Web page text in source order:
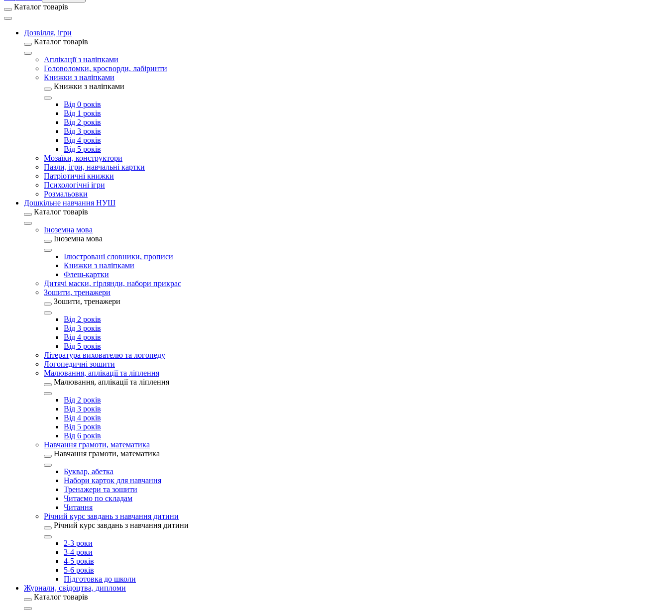
Каталог товарів
Дозвілля, ігри
Каталог товарів
Аплікації з наліпками
Головоломки, кросворди, лабіринти
Книжки з наліпками
Книжки з наліпками
Від 0 років
Від 1 років
Від 2 років
Від 3 років
Від 4 років
Від 5 років
Мозаїки, конструктори
Пазли, ігри, навчальні картки
Патріотичні книжки
Психологічні ігри
Розмальовки
Дошкільне навчання НУШ
Каталог товарів
Іноземна мова
Іноземна мова
Ілюстровані словники, прописи
Книжки з наліпками
Флеш-картки
Дитячі маски, гірлянди, набори прикрас
Зошити, тренажери
Зошити, тренажери
Від 2 років
Від 3 років
Від 4 років
Від 5 років
Література вихователю та логопеду
Логопедичні зошити
Малювання, аплікації та ліплення
Малювання, аплікації та ліплення
Від 2 років
Від 3 років
Від 4 років
Від 5 років
Від 6 років
Навчання грамоти, математика
Навчання грамоти, математика
Буквар, абетка
Набори карток для навчання
Тренажери та зошити
Читаємо по складам
Читання
Річний курс завдань з навчання дитини
Річний курс завдань з навчання дитини
2-3 роки
3-4 роки
4-5 років
5-6 років
Підготовка до школи
Журнали, свідоцтва, дипломи
Каталог товарів